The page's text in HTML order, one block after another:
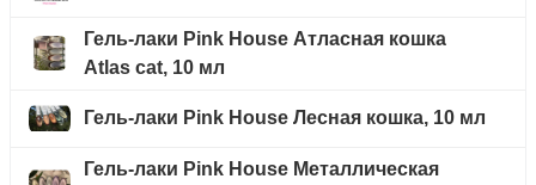
Гель-лаки Pink House Атласная кошка
Atlas cat, 10 мл
Гель-лаки Pink House Лесная кошка, 10 мл
Гель-лаки Pink House Металлическая